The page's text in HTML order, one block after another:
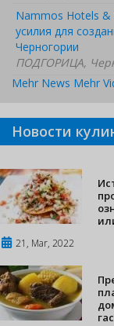
Nammos Hotels
усилия для
Черногории
ПОДГОРИЦА,
Mehr News Mehr
Новости
21, Mar, 2022